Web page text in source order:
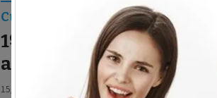
1º Mercado de
artesanía.Orcasitas.
Redacción
Cultura - Arte
15/06/2024